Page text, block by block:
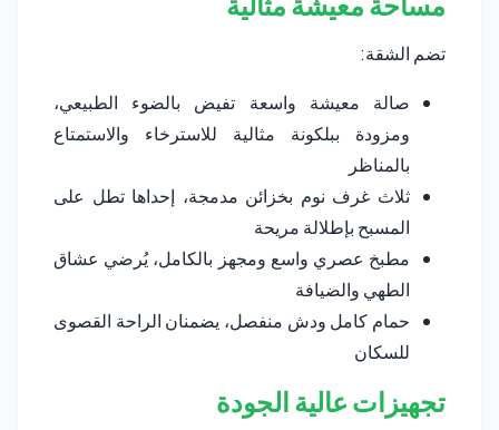
تضم الشقة:
صالة معيشة واسعة تفيض بالضوء الطبيعي،
ومزودة ببلكونة مثالية للاسترخاء والاستمتاع
بالمناظر
ثلاث غرف نوم بخزائن مدمجة، إحداها تطل على
المسبح بإطلالة مريحة
مطبخ عصري واسع ومجهز بالكامل، يُرضي عشاق
الطهي والضيافة
حمام كامل ودش منفصل، يضمنان الراحة القصوى
للسكان
تجهيزات عالية الجودة